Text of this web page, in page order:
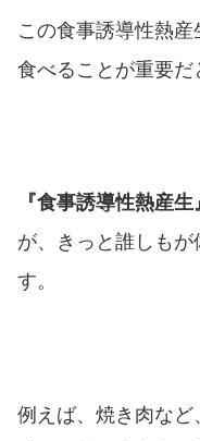
この食事誘導性熱
食べることが重要だ
『食事誘導性熱産生
が、きっと誰しも
す。
例えば、焼き肉な